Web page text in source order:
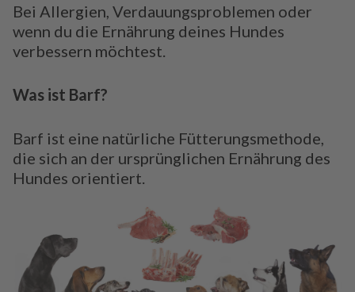
Bei Allergien, Verdauungsproblemen oder
wenn du die Ernährung deines Hundes
verbessern möchtest.
Was ist Barf?
Barf ist eine natürliche Fütterungsmethode,
die sich an der ursprünglichen Ernährung des
Hundes orientiert.